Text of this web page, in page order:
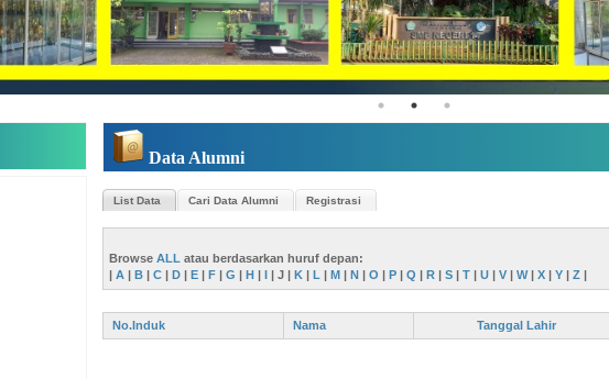
Serah Terima Jabatan Kepala Sekolah dari Bapak Drs. Sukarji, M.Pd
Data Alumni
List Data Cari Data Alumni Registrasi
Browse ALL atau berdasarkan huruf depan:
| A| B| C| D| E| F| G | H| I| J| K| L | M| N| O | P| Q | R| S| T| U| V| W| X| Y| Z|
No.Induk Nama Tanggal Lahir